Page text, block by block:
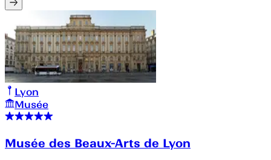
Lyon
Musée
Musée des Beaux-Arts de Lyon